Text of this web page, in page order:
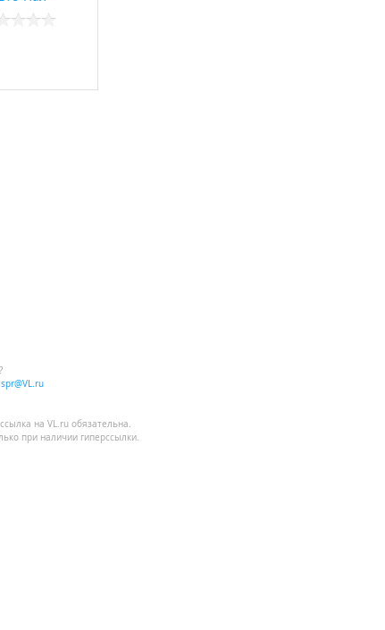
spr@VL.ru
ссылка на VL.ru обязательна.
при наличии гиперссылки.